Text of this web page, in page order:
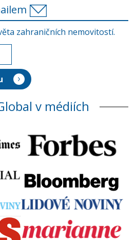
zahraničních nemovitostí.
v médiích